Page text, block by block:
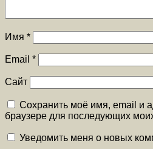
Имя *
Email *
Сайт
Сохранить моё имя, email и
браузере для последующих
Уведомить меня о новых